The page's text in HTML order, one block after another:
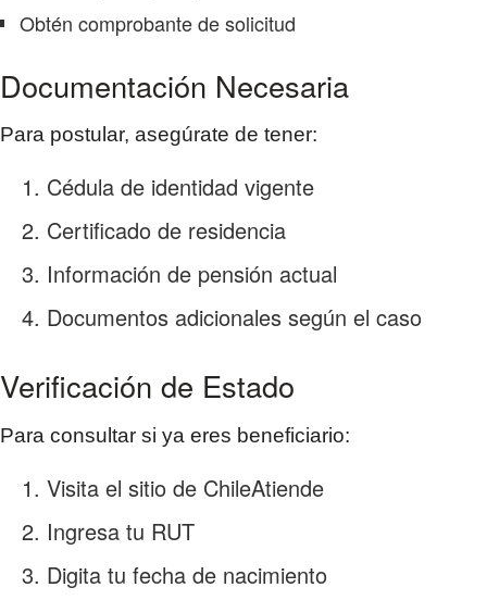
Obtén comprobante de solicitud
Documentación Necesaria
Para postular, asegúrate de tener:
Cédula de identidad vigente
Certificado de residencia
Información de pensión actual
Documentos adicionales según el caso
Verificación de Estado
Para consultar si ya eres beneficiario:
Visita el sitio de ChileAtiende
Ingresa tu RUT
Digita tu fecha de nacimiento